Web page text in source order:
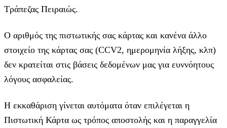
Τράπεζας Πειραιώς.
Ο αριθμός της πιστωτικής σας κάρτας και κανένα άλλο
στοιχείο της κάρτας σας (CCV2, ημερομηνία λήξης, κλπ)
δεν κρατείται στις βάσεις δεδομένων μας για ευννόητους
λόγους ασφαλείας.
Η εκκαθάριση γίνεται αυτόματα όταν επιλέγεται η
Πιστωτική Κάρτα ως τρόπος αποστολής και η παραγγελία